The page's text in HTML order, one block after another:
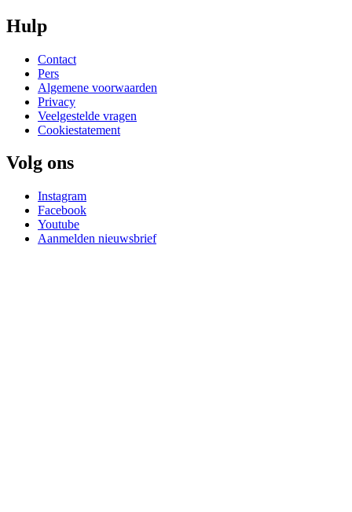
Hulp
Contact
Pers
Algemene voorwaarden
Privacy
Veelgestelde vragen
Cookiestatement
Volg ons
Instagram
Facebook
Youtube
Aanmelden nieuwsbrief